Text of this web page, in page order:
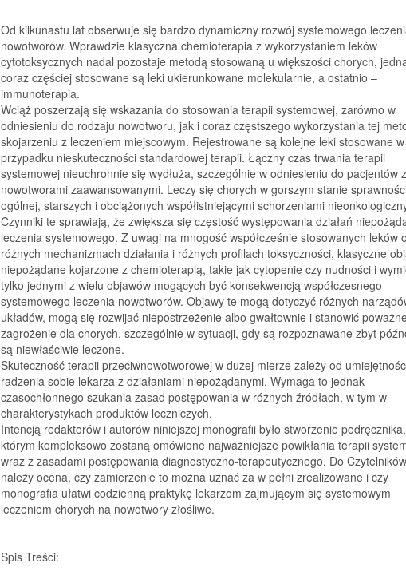
Od kilkunastu lat obserwuje się bardzo dynamiczny rozwój systemowego
nowotworów. Wprawdzie klasyczna chemioterapia z wykorzystaniem leków
cytotoksycznych nadal pozostaje metodą stosowaną u większości chorych,
coraz częściej stosowane są leki ukierunkowane molekularnie, a ostatnio –
immunoterapia.
Wciąż poszerzają się wskazania do stosowania terapii systemowej, zarówno w
odniesieniu do rodzaju nowotworu, jak i coraz częstszego wykorzystania tej
skojarzeniu z leczeniem miejscowym. Rejestrowane są kolejne leki stosowane w
przypadku nieskuteczności standardowej terapii. Łączny czas trwania terapii
systemowej nieuchronnie się wydłuża, szczególnie w odniesieniu do pacjentów z
nowotworami zaawansowanymi. Leczy się chorych w gorszym stanie
ogólnej, starszych i obciążonych współistniejącymi schorzeniami
Czynniki te sprawiają, że zwiększa się częstość występowania działań
leczenia systemowego. Z uwagi na mnogość współcześnie stosowanych leków o
różnych mechanizmach działania i różnych profilach toksyczności, klasyczne
niepożądane kojarzone z chemioterapią, takie jak cytopenie czy nudności i
tylko jednymi z wielu objawów mogących być konsekwencją współczesnego
systemowego leczenia nowotworów. Objawy te mogą dotyczyć różnych
układów, mogą się rozwijać niepostrzeżenie albo gwałtownie i stanowić
zagrożenie dla chorych, szczególnie w sytuacji, gdy są rozpoznawane zbyt
są niewłaściwie leczone.
Skuteczność terapii przeciwnowotworowej w dużej mierze zależy od
radzenia sobie lekarza z działaniami niepożądanymi. Wymaga to jednak
czasochłonnego szukania zasad postępowania w różnych źródłach, w tym w
charakterystykach produktów leczniczych.
Intencją redaktorów i autorów niniejszej monografii było stworzenie
którym kompleksowo zostaną omówione najważniejsze powikłania terapii
wraz z zasadami postępowania diagnostyczno-terapeutycznego. Do Czytelników
należy ocena, czy zamierzenie to można uznać za w pełni zrealizowane i czy
monografia ułatwi codzienną praktykę lekarzom zajmującym się systemowym
leczeniem chorych na nowotwory złośliwe.
Spis Treści: